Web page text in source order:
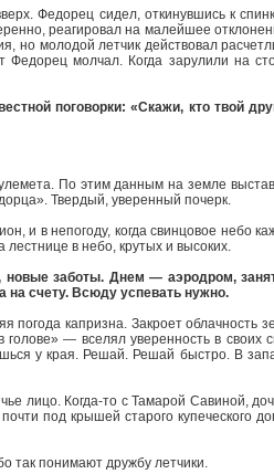
Федорец сидел, откинувшись к
реагировал на малейшее
но молодой летчик действовал
молчал. Когда зарулили на
поговорки: «Скажи, кто твой
По этим данным на земле
Твердый, уверенный почерк.
и в непогоду, когда свинцовое небо
в небо, крутых и высоких.
новые заботы. Днем — аэродром,
на счету. Всюду успевать нужно.
погода капризна. Закроет облачность
— вселял уверенность в своих
у края. Решай. Решай быстро. В
лицо. Когда-то с Тамарой Савиной,
под крышей старого купеческого
так понимают дружбу летчики.